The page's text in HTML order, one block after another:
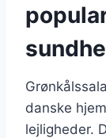
danske
lejligheder.